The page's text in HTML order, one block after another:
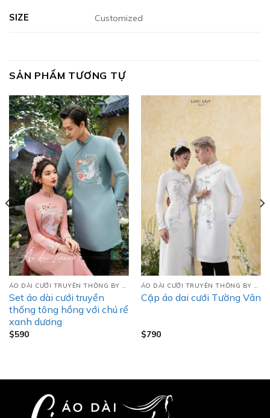
SIZE Customized
SẢN PHẨM TƯƠNG TỰ
ÁO DÀI CƯỚI TRUYỀN THỐNG BY LIANNA’S
Set áo dài cưới truyền
thống tông hồng với chú rể
xanh dương
$590
ÁO DÀI CƯỚI TRUYỀN THỐNG BY LIANNA’S
Cặp áo dai cưới Tường Vân
$790